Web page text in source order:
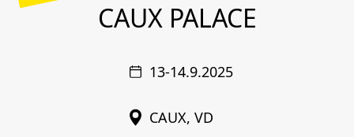
CAUX PALACE
13-14.9.2025
CAUX, VD